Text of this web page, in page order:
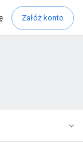
Załóż konto